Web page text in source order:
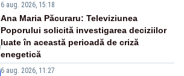
6 aug. 2026, 15:18
Ana Maria Păcuraru: Televiziunea
Poporului solicită investigarea deciziilor
luate în această perioadă de criză
enegetică
6 aug. 2026, 11:27